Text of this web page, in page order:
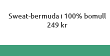
Sweat-bermuda i 100% bomull
249 kr